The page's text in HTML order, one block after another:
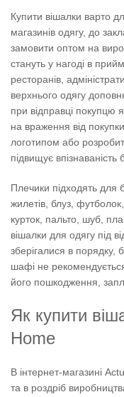
Купити вішалки варто
магазинів одягу, до
замовити оптом на
стануть у нагоді в
ресторанів,
верхнього одягу
при відправці покупцю
на враження від
логотипом або
підвищує впізнаваність
Плечики підходять для
жилетів, блуз,
курток, пальто, шуб,
вішалки для одягу під
зберігалися в порядку,
шафі не
його пошкодження,
Як купити
Home
В інтернет-магазині
та в роздріб